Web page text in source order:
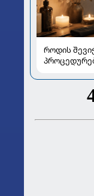
როდის